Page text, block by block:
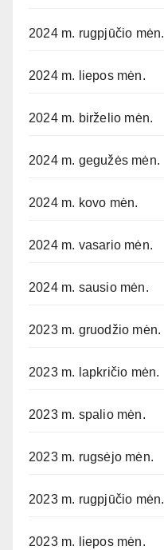
2024 m. rugpjūčio mėn.
2024 m. liepos mėn.
2024 m. birželio mėn.
2024 m. gegužės mėn.
2024 m. kovo mėn.
2024 m. vasario mėn.
2024 m. sausio mėn.
2023 m. gruodžio mėn.
2023 m. lapkričio mėn.
2023 m. spalio mėn.
2023 m. rugsėjo mėn.
2023 m. rugpjūčio mėn.
2023 m. liepos mėn.